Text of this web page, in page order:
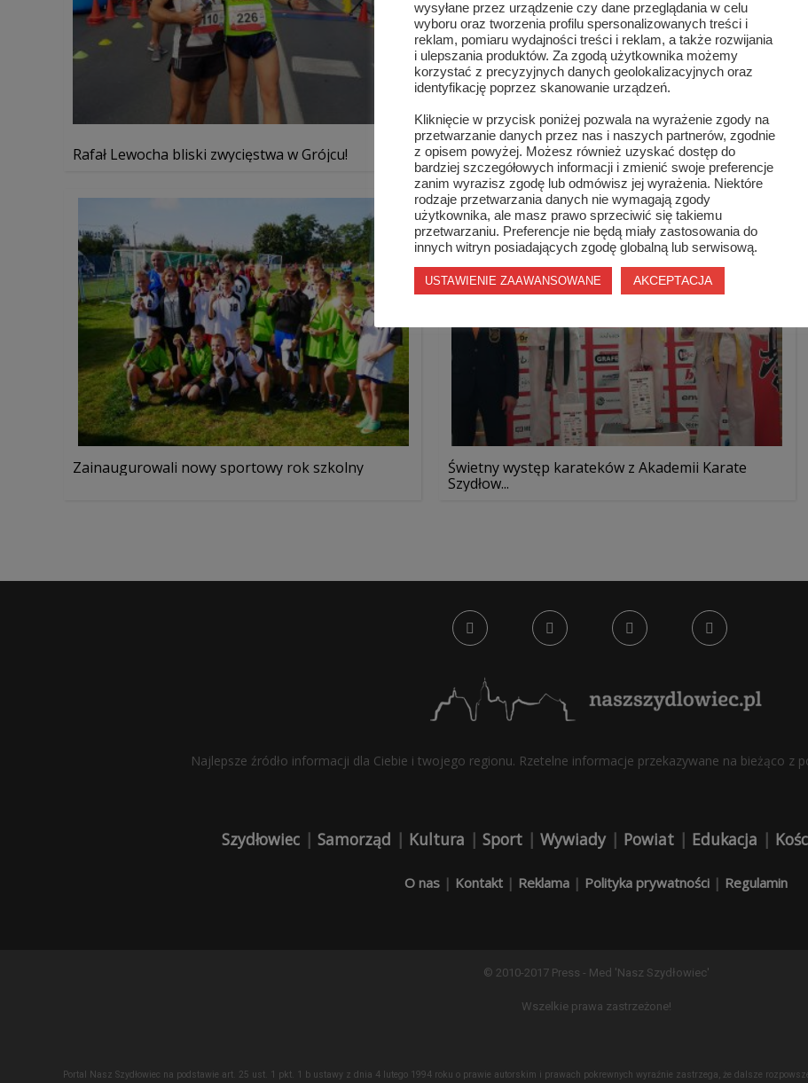
Rafał Lewocha bliski zwycięstwa w Grójcu! Ze sportu szachowego
Zainaugurowali nowy sportowy rok szkolny
Świetny występ karateków z Akademii Karate
Szydłow...
Najlepsze źródło informacji dla Ciebie i twojego regionu. Rzetelne informacje przekazywane na bieżąco z
Szydłowiec | Samorząd | Kultura | Sport | Wywiady| Powiat | Edukacja |
O nas | Kontakt | Reklama | Polityka prywatności | Regulamin
© 2010-2017 Press - Med 'Nasz Szydłowiec'
Wszelkie prawa zastrzeżone!
Portal Nasz Szydłowiec na podstawie art. 25 ust. 1 pkt. 1 b ustawy z dnia 4 lutego 1994 roku o prawie autorskim i prawach pokrewnych wyraźnie zastrzega, że dalsze
wysyłane przez urządzenie czy dane przeglądania w celu
wyboru oraz tworzenia profilu spersonalizowanych treści i
reklam, pomiaru wydajności treści i reklam, a także rozwijania
i ulepszania produktów. Za zgodą użytkownika możemy
korzystać z precyzyjnych danych geolokalizacyjnych oraz
identyfikację poprzez skanowanie urządzeń.
Kliknięcie w przycisk poniżej pozwala na wyrażenie zgody na
przetwarzanie danych przez nas i naszych partnerów, zgodnie
z opisem powyżej. Możesz również uzyskać dostęp do
bardziej szczegółowych informacji i zmienić swoje preferencje
zanim wyrazisz zgodę lub odmówisz jej wyrażenia. Niektóre
rodzaje przetwarzania danych nie wymagają zgody
użytkownika, ale masz prawo sprzeciwić się takiemu
przetwarzaniu. Preferencje nie będą miały zastosowania do
innych witryn posiadających zgodę globalną lub serwisową.
USTAWIENIE ZAAWANSOWANE AKCEPTACJA